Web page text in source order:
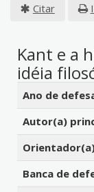
Citar
Kant e a
idéia
Detalhes
Ano de
Autor(a)
Banca de